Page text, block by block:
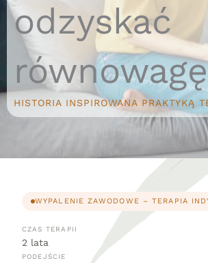
odzyskać
równowagę
HISTORIA INSPIROWANA PRAKTYKĄ
WYPALENIE ZAWODOWE – TERAPIA
CZAS TERAPII
2 lata
PODEJŚCIE